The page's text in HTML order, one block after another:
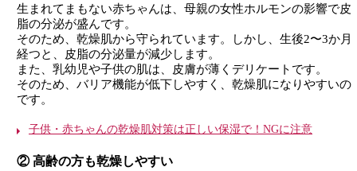
生まれてまもない赤ちゃんは、母親の女性ホルモンの影響で皮
脂の分泌が盛んです。
そのため、乾燥肌から守られています。しかし、生後2〜3か月
経つと、皮脂の分泌量が減少します。
また、乳幼児や子供の肌は、皮膚が薄くデリケートです。
そのため、バリア機能が低下しやすく、乾燥肌になりやすいの
です。
子供・赤ちゃんの乾燥肌対策は正しい保湿で！NGに注意
② 高齢の方も乾燥しやすい